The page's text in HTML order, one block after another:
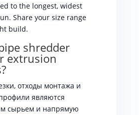
to the longest, widest
Share your size range
build.
shredder
extrusion
отходы монтажа и
являются
сырьем и напрямую